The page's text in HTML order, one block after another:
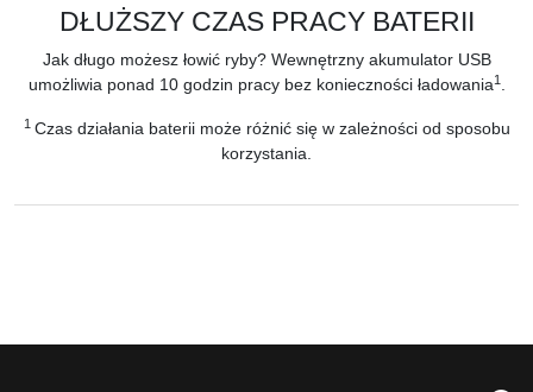
DŁUŻSZY CZAS PRACY BATERII
Jak długo możesz łowić ryby? Wewnętrzny akumulator USB
umożliwia ponad 10 godzin pracy bez konieczności ładowania1.
1 Czas działania baterii może różnić się w zależności od sposobu
korzystania.